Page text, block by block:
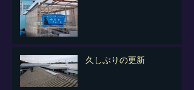
久しぶりの更新